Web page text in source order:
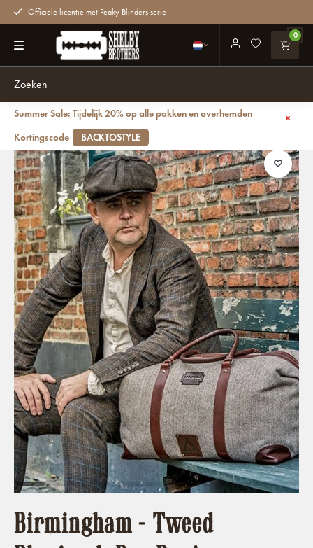
Officiële licentie met Peaky Blinders serie
0
Summer Sale: Tijdelijk 20% op alle pakken en overhemden
Kortingscode
BACKTOSTYLE
Birmingham - Tweed Plunjezak Bag Bruin
Birmingham - Tweed